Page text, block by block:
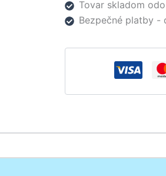
Tovar skladom
Bezpečné platby -